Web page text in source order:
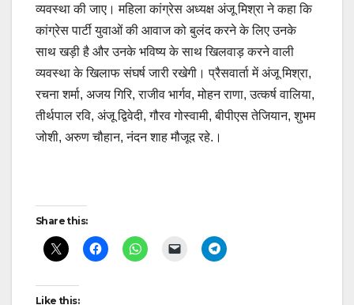
व्यवस्था की जाए। महिला कांग्रेस अध्यक्ष अंजू मिश्रा ने कहा कि
कांग्रेस पार्टी युवाओं की आवाज को बुलंद करने के लिए उनके
साथ खड़ी है और उनके भविष्य के साथ खिलवाड़ करने वाली
व्यवस्था के खिलाफ संघर्ष जारी रखेगी। प्रैसवार्ता में अंजू मिश्रा,
रचना शर्मा, अजय गिरि, राजीव भार्गव, मोहन राणा, उत्कर्ष वालिया,
तीर्थपाल रवि, अंजू द्विवेदी, गौरव गोस्वामी, बीपीएस तेजियान, शुभम
जोशी, अरुण चौहान, नंदन शाह मौजूद रहे.।
Post
navigation
Share this:
Like this: